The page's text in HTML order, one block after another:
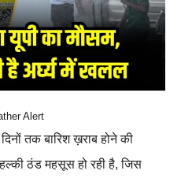
Alert
तक बारिश ख़राब होने की
ठंड महसूस हो रही है, जिस